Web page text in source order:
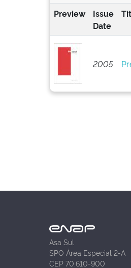
Preview
Issue
Date
2005
Asa Sul
SPO Área Especial 2-A
CEP 70.610-900